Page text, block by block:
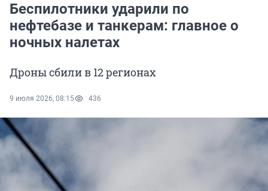
Беспилотники ударили по
нефтебазе и танкерам: главное о
ночных налетах
Дроны сбили в 12 регионах
9 июля 2026, 08:15 436